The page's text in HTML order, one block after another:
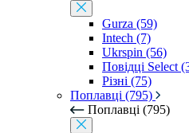
Gurza (59)
Intech (7)
Ukrspin (56)
Повідці Select
Різні (75)
Поплавці (795)
Поплавці (795)